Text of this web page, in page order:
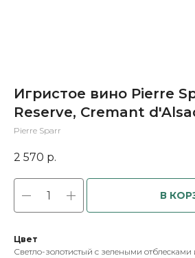
Игристое вино Pierre
Reserve, Cremant
Pierre Sparr
2 570 р.
В
Цвет
Светло-золотистый с зелеными